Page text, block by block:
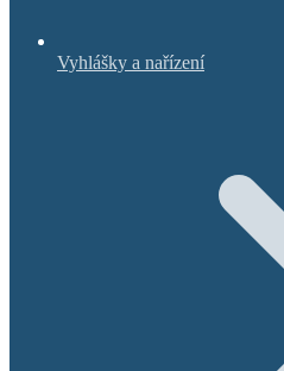
Vyhlášky a nařízení